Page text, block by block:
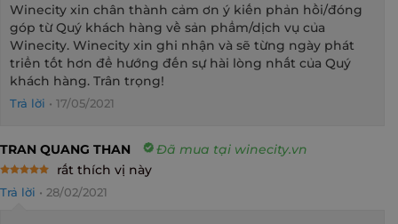
Winecity xin chân thành cảm ơn ý kiến phản hồi/đóng
góp từ Quý khách hàng về sản phẩm/dịch vụ của
Winecity. Winecity xin ghi nhận và sẽ từng ngày phát
triển tốt hơn để hướng đến sự hài lòng nhất của Quý
khách hàng. Trân trọng!
Trả lời • 17/05/2021
TRAN QUANG THAN Đã mua tại winecity.vn
out of 5
rất thích vị này
Trả lời • 28/02/2021